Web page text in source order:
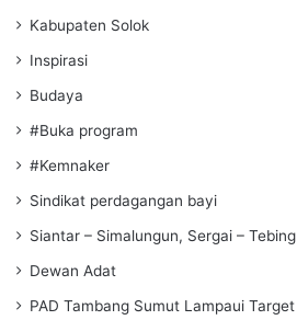
Kabupaten Solok
Inspirasi
Budaya
#Buka program
#Kemnaker
Sindikat perdagangan bayi
Siantar – Simalungun, Sergai – Tebing
Dewan Adat
PAD Tambang Sumut Lampaui Target